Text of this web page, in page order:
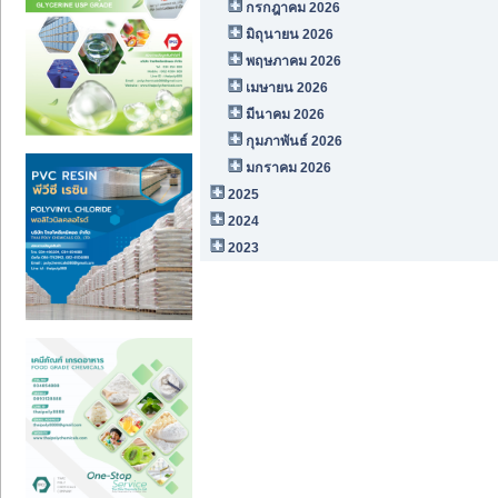
กรกฎาคม 2026
มิถุนายน 2026
พฤษภาคม 2026
เมษายน 2026
มีนาคม 2026
กุมภาพันธ์ 2026
มกราคม 2026
2025
2024
2023